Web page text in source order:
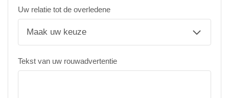
Uw relatie tot de overledene
Tekst van uw rouwadvertentie